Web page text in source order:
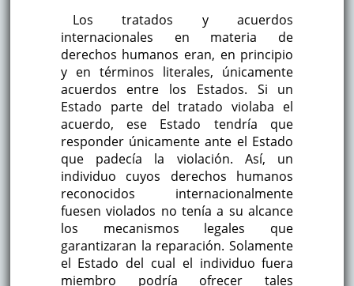
Los tratados y acuerdos
internacionales en materia de
derechos humanos eran, en principio
y en términos literales, únicamente
acuerdos entre los Estados. Si un
Estado parte del tratado violaba el
acuerdo, ese Estado tendría que
responder únicamente ante el Estado
que padecía la violación. Así, un
individuo cuyos derechos humanos
reconocidos internacionalmente
fuesen violados no tenía a su alcance
los mecanismos legales que
garantizaran la reparación. Solamente
el Estado del cual el individuo fuera
miembro podría ofrecer tales